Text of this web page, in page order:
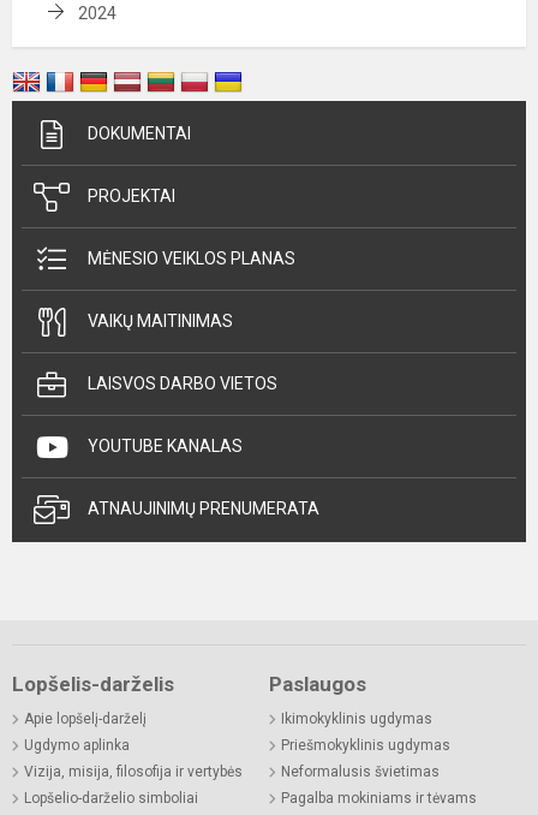
2024
DOKUMENTAI
PROJEKTAI
MĖNESIO VEIKLOS PLANAS
VAIKŲ MAITINIMAS
LAISVOS DARBO VIETOS
YOUTUBE KANALAS
ATNAUJINIMŲ PRENUMERATA
Lopšelis-darželis
Apie lopšelį-darželį
Ugdymo aplinka
Vizija, misija, filosofija ir vertybės
Lopšelio-darželio simboliai
Paslaugos
Ikimokyklinis ugdymas
Priešmokyklinis ugdymas
Neformalusis švietimas
Pagalba mokiniams ir tėvams